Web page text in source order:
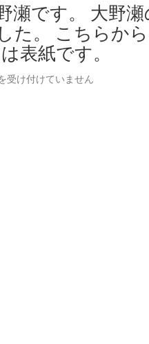
瀬です。 大野
た。 こちらか
表紙です。
受け付けていません